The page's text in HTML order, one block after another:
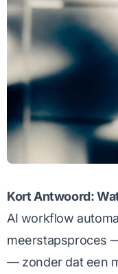
Kort Antwoord:
AI workflow
meerstapsproces
— zonder dat een